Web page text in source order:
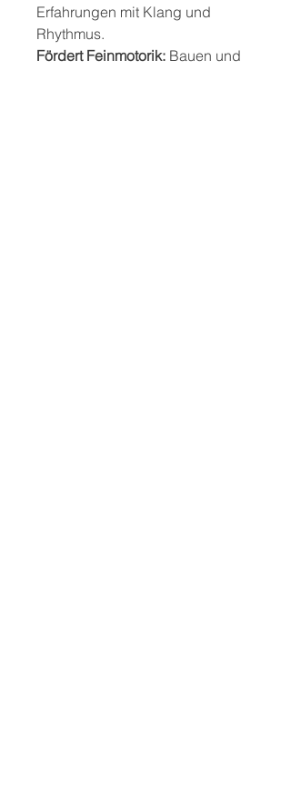
Erfahrungen mit Klang und
Rhythmus.
Fördert Feinmotorik: Bauen und